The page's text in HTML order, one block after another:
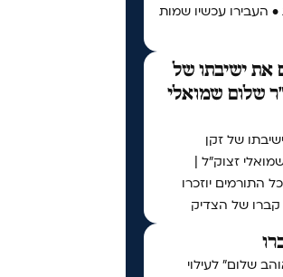
העבירו עכשיו שמות
את ישיבתו של
שלום שמואלי
של זקן
זצוק"ל |
שמו 632 ₪ | כל התורמים יוזכרו
קברו של הצדיק
שלום” לעילוי